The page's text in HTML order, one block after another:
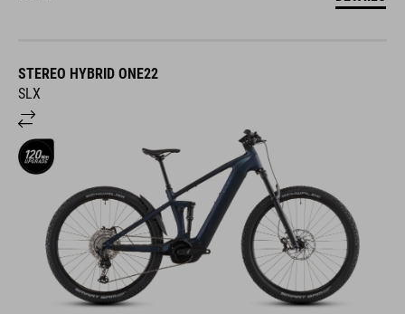
STEREO HYBRID ONE22
SLX